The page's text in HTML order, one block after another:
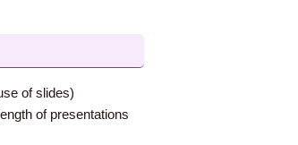
of slides)
of presentations